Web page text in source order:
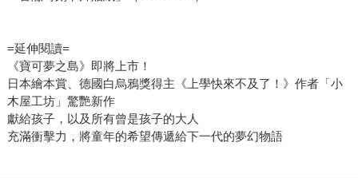
=延伸閱讀=
《寶可夢之島》即將上市！
日本繪本賞、德國白烏鴉獎得主《上學快來不及了！》作者「小
木屋工坊」驚艷新作
獻給孩子，以及所有曾是孩子的大人
充滿衝擊力，將童年的希望傳遞給下一代的夢幻物語